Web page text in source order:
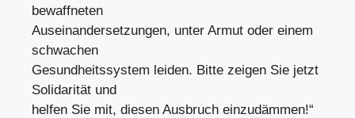
bewaffneten
Auseinandersetzungen, unter Armut oder einem
schwachen
Gesundheitssystem leiden. Bitte zeigen Sie jetzt
Solidarität und
helfen Sie mit, diesen Ausbruch einzudämmen!“